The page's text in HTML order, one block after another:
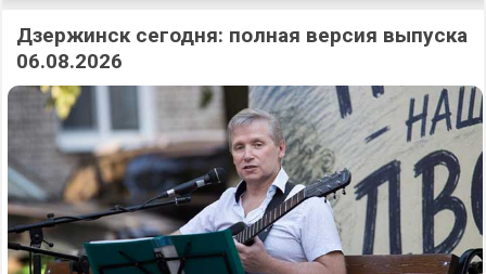
Дзержинск сегодня: полная версия выпуска
06.08.2026